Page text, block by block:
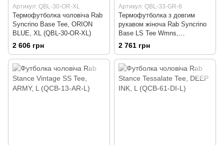
Артикул: QBL-30-OR-XL
Термофутболка чоловіча Rab
Syncrino Base Tee, ORION
BLUE, XL (QBL-30-OR-XL)
2 606 грн
Артикул: QBL-33-GR-8
Термофутболка з довгим
рукавом жіноча Rab Syncrino
Base LS Tee Wmns,
GRAPHENE, 8
(5059913004266)
2 761 грн